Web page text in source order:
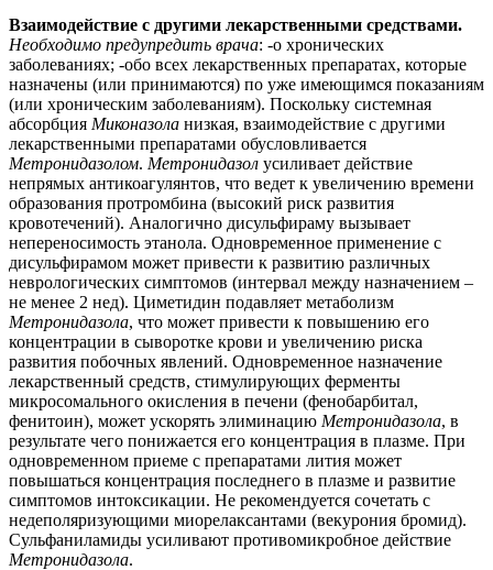
Взаимодействие с другими лекарственными средствами.
Необходимо предупредить врача: -о хронических
заболеваниях; -обо всех лекарственных препаратах, которые
назначены (или принимаются) по уже имеющимся показаниям
(или хроническим заболеваниям). Поскольку системная
абсорбция Миконазола низкая, взаимодействие с другими
лекарственными препаратами обусловливается
Метронидазолом. Метронидазол усиливает действие
непрямых антикоагулянтов, что ведет к увеличению времени
образования протромбина (высокий риск развития
кровотечений). Аналогично дисульфираму вызывает
непереносимость этанола. Одновременное применение с
дисульфирамом может привести к развитию различных
неврологических симптомов (интервал между назначением –
не менее 2 нед). Циметидин подавляет метаболизм
Метронидазола, что может привести к повышению его
концентрации в сыворотке крови и увеличению риска
развития побочных явлений. Одновременное назначение
лекарственный средств, стимулирующих ферменты
микросомального окисления в печени (фенобарбитал,
фенитоин), может ускорять элиминацию Метронидазола, в
результате чего понижается его концентрация в плазме. При
одновременном приеме с препаратами лития может
повышаться концентрация последнего в плазме и развитие
симптомов интоксикации. Не рекомендуется сочетать с
недеполяризующими миорелаксантами (векурония бромид).
Сульфаниламиды усиливают противомикробное действие
Метронидазола.